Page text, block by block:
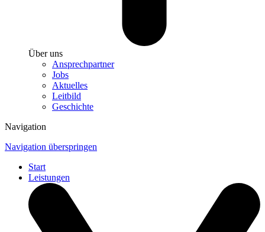
Über uns
Ansprechpartner
Jobs
Aktuelles
Leitbild
Geschichte
Navigation
Navigation überspringen
Start
Leistungen